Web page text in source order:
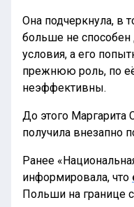
Она подчеркнула, в
больше не способен
условия, а его
прежнюю роль, по
неэффективны.
До этого Маргарита
получила внезапно
Ранее
информировала, что
Польши на границе